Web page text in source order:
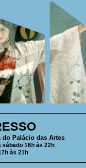
do Palácio das Artes
sábado 16h às 22h
às 21h